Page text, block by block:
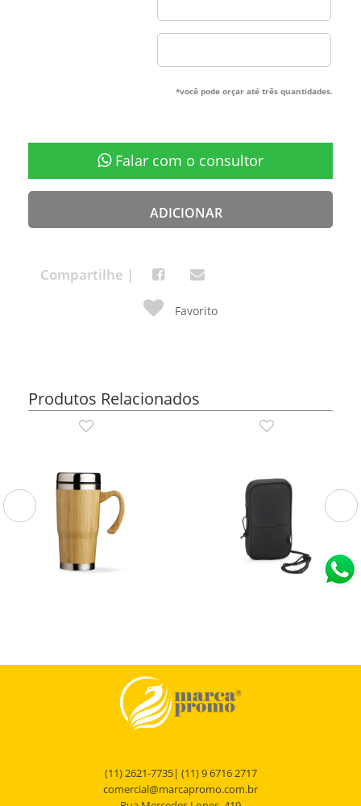
*você pode orçar até três quantidades.
Falar com o consultor
ADICIONAR
Compartilhe |
Favorito
Produtos Relacionados
(11) 2621-7735| (11) 9 6716 2717
comercial@marcapromo.com.br